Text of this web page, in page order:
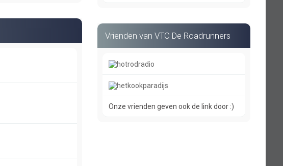
Vrienden van VTC De Roadrunners
Onze vrienden geven ook de link door :)